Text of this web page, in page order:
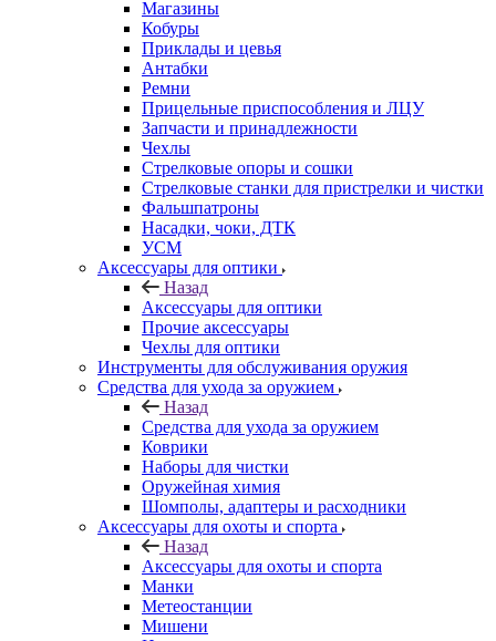
Магазины
Кобуры
Приклады и цевья
Антабки
Ремни
Прицельные приспособления и ЛЦУ
Запчасти и принадлежности
Чехлы
Стрелковые опоры и сошки
Стрелковые станки для пристрелки и чистки
Фальшпатроны
Насадки, чоки, ДТК
УСМ
Аксессуары для оптики
Назад
Аксессуары для оптики
Прочие аксессуары
Чехлы для оптики
Инструменты для обслуживания оружия
Средства для ухода за оружием
Назад
Средства для ухода за оружием
Коврики
Наборы для чистки
Оружейная химия
Шомполы, адаптеры и расходники
Аксессуары для охоты и спорта
Назад
Аксессуары для охоты и спорта
Манки
Метеостанции
Мишени